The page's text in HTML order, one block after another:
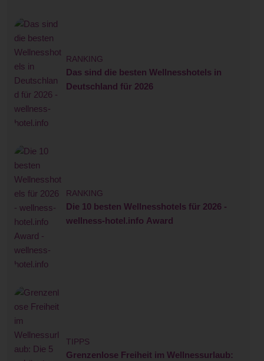
RANKING
Das sind die besten Wellnesshotels in
Deutschland für 2026
RANKING
Die 10 besten Wellnesshotels für 2026 -
wellness-hotel.info Award
TIPPS
Grenzenlose Freiheit im Wellnessurlaub: